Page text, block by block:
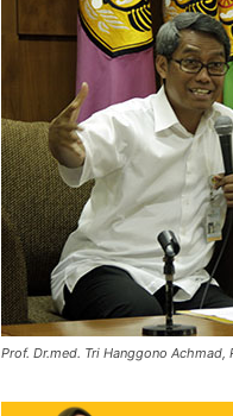
Prof. Dr.med. Tri Hanggono Achmad,